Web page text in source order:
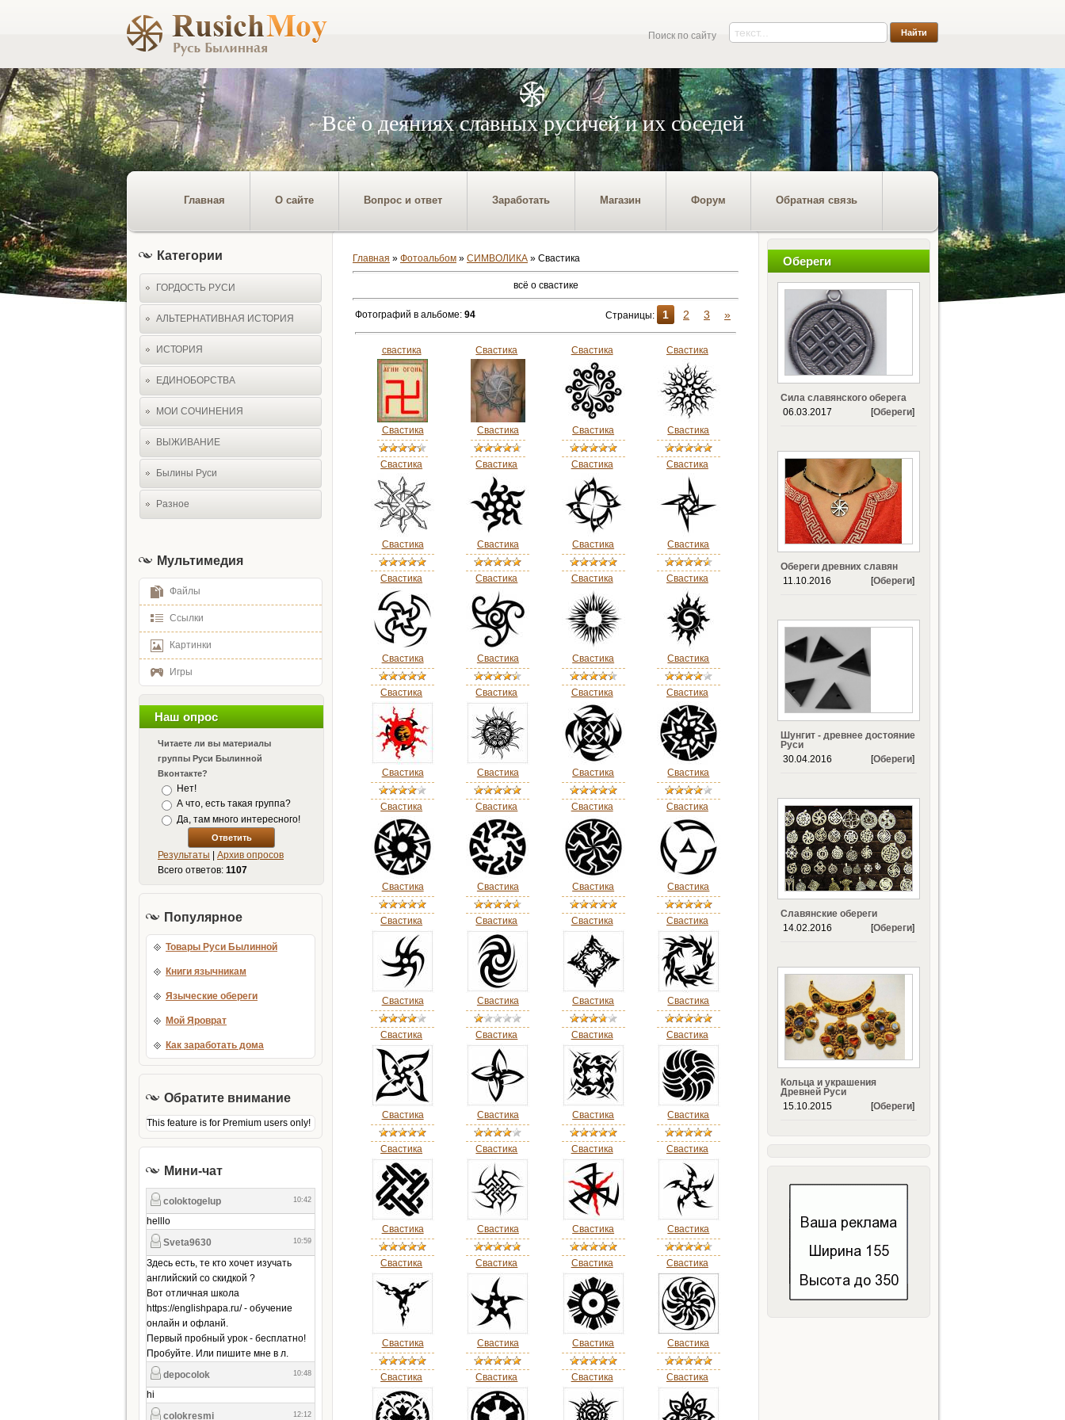
Поиск по сайту
Всё о деяниях славных русичей и их соседей
Главная О сайте Вопрос и ответ Заработать Магазин Форум Обратная связь
Категории
ГОРДОСТЬ РУСИ
АЛЬТЕРНАТИВНАЯ ИСТОРИЯ
ИСТОРИЯ
ЕДИНОБОРСТВА
МОИ СОЧИНЕНИЯ
ВЫЖИВАНИЕ
Былины Руси
Разное
Мультимедия
Файлы
Ссылки
Картинки
Игры
Наш опрос
Читаете ли вы материалы
группы Руси Былинной
Вконтакте?
Нет!
А что, есть такая группа?
Да, там много интересного!
Результаты
Архив опросов
Всего ответов: 1107
Популярное
Товары Руси Былинной
Книги язычникам
Языческие обереги
Мой Яроврат
Как заработать дома
Обратите внимание
This feature is for Premium users only!
Мини-чат
Главная » Фотоальбом » СИМВОЛИКА » Свастика
всё о свастике
Фотографий в альбоме: 94 Страницы: 1 2 3 »
свастика
Свастика
Свастика
Свастика
Свастика
Свастика
Свастика
Свастика
Свастика
Свастика
Свастика
Свастика
Свастика
Свастика
Свастика
Свастика
Свастика
Свастика
Свастика
Свастика
Свастика
Свастика
Свастика
Свастика
Свастика
Свастика
Свастика
Свастика
Свастика
Свастика
Свастика
Свастика
Свастика
Свастика
Свастика
Свастика
Свастика
Свастика
Свастика
Свастика
Свастика
Свастика
Свастика
Свастика
Свастика
Свастика
Свастика
Свастика
Свастика
Свастика
Свастика
Свастика
Свастика
Свастика
Свастика
Свастика
Свастика
Свастика
Свастика
Свастика
Свастика
Свастика
Свастика
Свастика
Свастика
Свастика
Свастика
Свастика
Свастика
Свастика
Свастика
Свастика
Свастика Свастика Свастика Свастика
Обереги
Сила славянского оберега
06.03.2017
[Обереги]
Обереги древних славян
11.10.2016
[Обереги]
Шунгит - древнее достояние
Руси
30.04.2016
[Обереги]
Славянские обереги
14.02.2016
[Обереги]
Кольца и украшения
Древней Руси
15.10.2015
[Обереги]